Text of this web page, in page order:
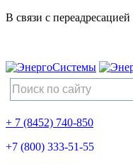
В связи с
+ 7 (8452) 740-850
+7 (800) 333-51-55